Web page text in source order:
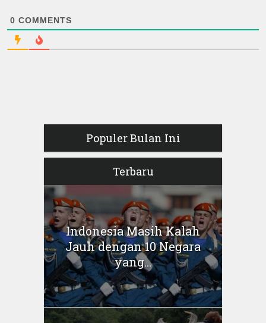
0 COMMENTS
Populer Bulan Ini
Terbaru
Indonesia Masih Kalah
Jauh dengan 10 Negara
yang...